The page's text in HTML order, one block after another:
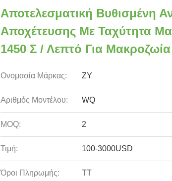
Αποτελεσματική Βυθισμένη
Αποχέτευσης Με Ταχύτητα
1450 Σ / Λεπτό Για Μακροζωία
Ονομασία Μάρκας: ZY
Αριθμός Μοντέλου: WQ
MOQ: 2
Τιμή: 100-3000USD
Όροι Πληρωμής: TT